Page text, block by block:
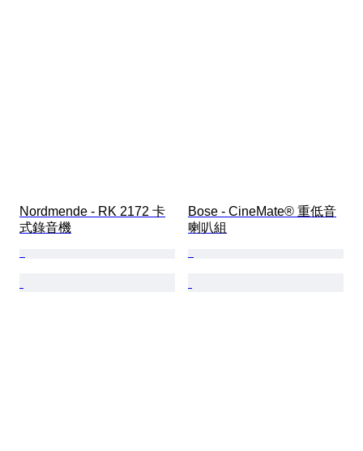
Nordmende - RK 2172 卡
式錄音機
Bose - CineMate® 重低音
喇叭組